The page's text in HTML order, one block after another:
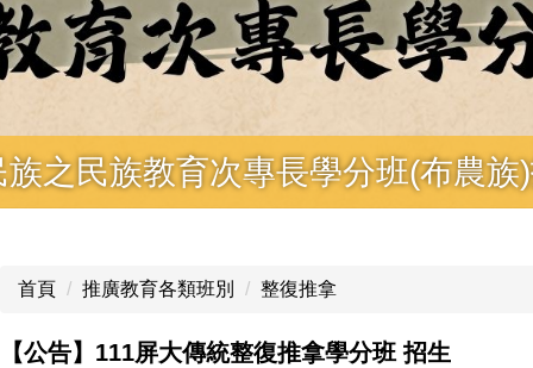
之民族教育次專長學分班(布農族
首頁 推廣教育各類班別 整復推拿
【公告】111屏大傳統整復推拿學分班 招生